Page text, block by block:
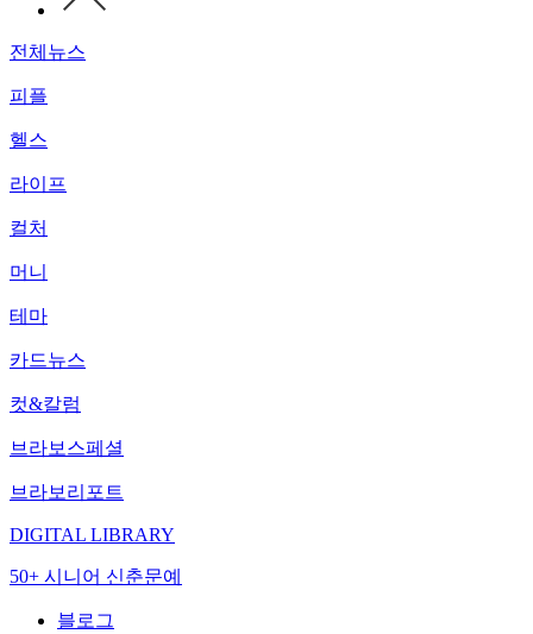
전체뉴스
피플
헬스
라이프
컬처
머니
테마
카드뉴스
컷&칼럼
브라보스페셜
브라보리포트
DIGITAL LIBRARY
50+ 시니어 신춘문예
블로그